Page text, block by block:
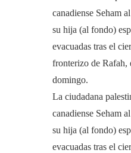
La ciudadana
canadiense Seham
su hija (al fondo)
evacuadas tras el